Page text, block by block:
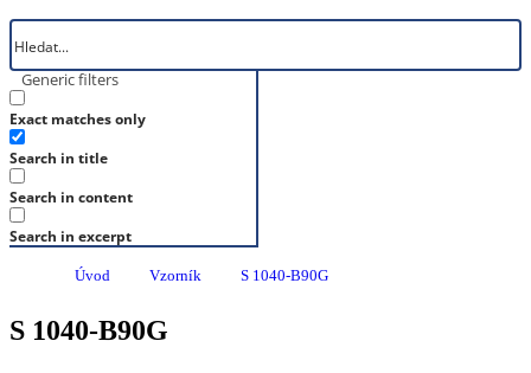
Generic filters
Exact matches only
Search in title
Search in content
Search in excerpt
Úvod Vzorník S 1040-B90G
S 1040-B90G